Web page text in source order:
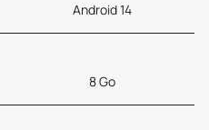
Android 14
8 Go